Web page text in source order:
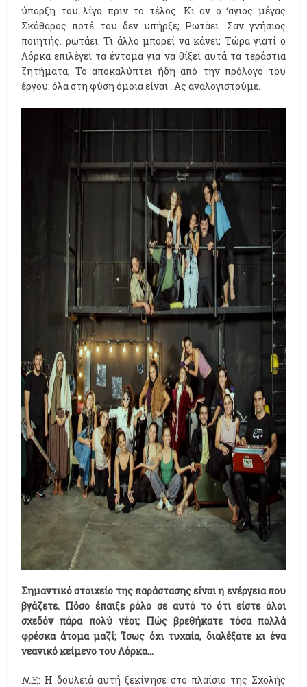
ύπαρξη του λίγο πριν το τέλος. Κι αν ο ‘αγιος μέγας
Σκάθαρος ποτέ του δεν υπήρξε; Ρωτάει. Σαν γνήσιος
ποιητής. ρωτάει. Τι άλλο μπορεί να κάνει; Τώρα γιατί ο
Λόρκα επιλέγει τα έντομα για να θίξει αυτά τα τεράστια
ζητήματα; Το αποκαλύπτει ήδη από την πρόλογο του
έργου: όλα στη φύση όμοια είναι . Ας αναλογιστούμε.
Σημαντικό στοιχείο της παράστασης είναι η ενέργεια που
βγάζετε. Πόσο έπαιξε ρόλο σε αυτό το ότι είστε όλοι
σχεδόν πάρα πολύ νέοι; Πώς βρεθήκατε τόσα πολλά
φρέσκα άτομα μαζί; Ίσως όχι τυχαία, διαλέξατε κι ένα
νεανικό κείμενο του Λόρκα...
Ν.Ξ.: Η δουλειά αυτή ξεκίνησε στο πλαίσιο της Σχολής